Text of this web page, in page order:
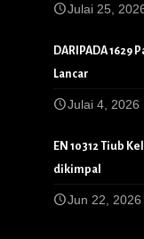
Julai 25,
DARIPADA 1629
Lancar
Julai 4, 2026
EN 10312 Tiub
dikimpal
Jun 22, 2026